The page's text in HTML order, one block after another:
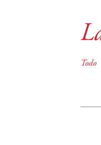
Todo